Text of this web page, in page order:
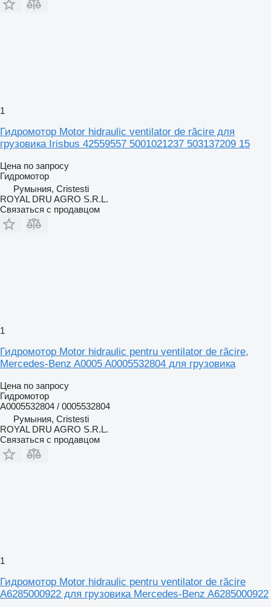
1
Гидромотор Motor hidraulic ventilator de răcire для
грузовика Irisbus 42559557 5001021237 503137209 15
Цена по запросу
Гидромотор
Румыния, Cristesti
ROYAL DRU AGRO S.R.L.
Связаться с продавцом
1
Гидромотор Motor hidraulic pentru ventilator de răcire,
Mercedes-Benz A0005 A0005532804 для грузовика
Цена по запросу
Гидромотор
A0005532804 / 0005532804
Румыния, Cristesti
ROYAL DRU AGRO S.R.L.
Связаться с продавцом
1
Гидромотор Motor hidraulic pentru ventilator de răcire
A6285000922 для грузовика Mercedes-Benz A6285000922